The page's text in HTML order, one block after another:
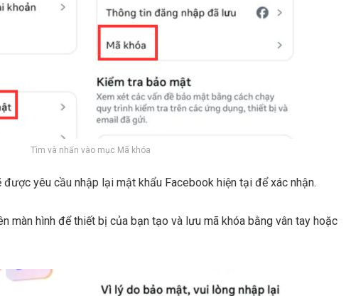
Tìm và nhấn vào mục Mã khóa
được yêu cầu nhập lại mật khẩu Facebook hiện tại để xác nhận.
màn hình để thiết bị của bạn tạo và lưu mã khóa bằng vân tay hoặc